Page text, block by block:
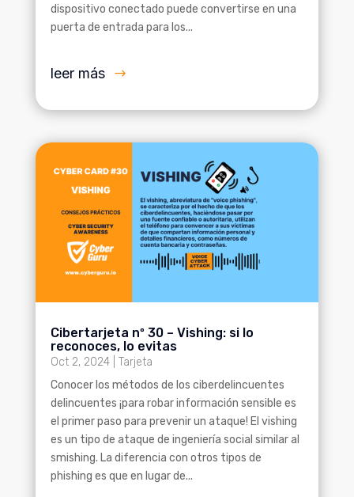
dispositivo conectado puede convertirse en una
puerta de entrada para los...
leer más
Cibertarjeta nº 30 – Vishing: si lo
reconoces, lo evitas
Oct 2, 2024| Tarjeta
Conocer los métodos de los ciberdelincuentes
delincuentes ¡para robar información sensible es
el primer paso para prevenir un ataque! El vishing
es un tipo de ataque de ingeniería social similar al
smishing. La diferencia con otros tipos de
phishing es que en lugar de...